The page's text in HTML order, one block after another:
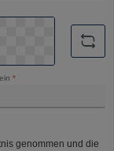
*
genommen und die